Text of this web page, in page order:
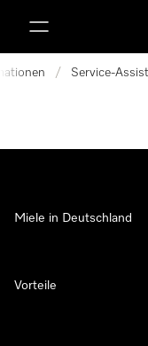
/ Service-
Miele in Deutschland
Vorteile